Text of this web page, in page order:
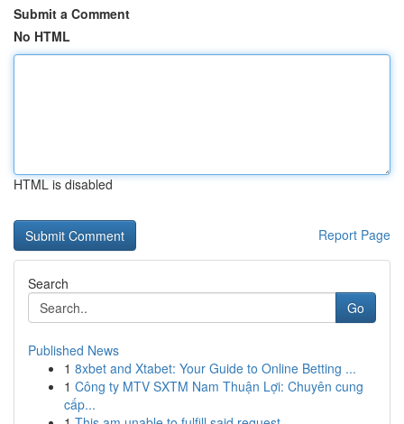
Submit a Comment
No HTML
HTML is disabled
Report Page
Search
Go
Published News
1 8xbet and Xtabet: Your Guide to Online Betting ...
1 Công ty MTV SXTM Nam Thuận Lợi: Chuyên cung
cấp...